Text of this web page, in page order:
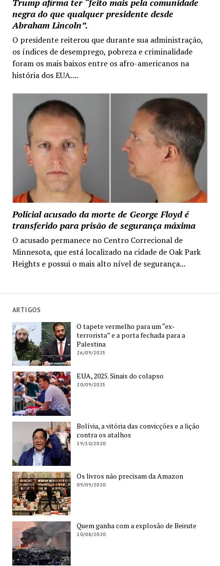
Trump afirma ter “feito mais pela comunidade
negra do que qualquer presidente desde
Abraham Lincoln”.
O presidente reiterou que durante sua administração,
os índices de desemprego, pobreza e criminalidade
foram os mais baixos entre os afro-americanos na
história dos EUA....
Policial acusado da morte de George Floyd é
transferido para prisão de segurança máxima
O acusado permanece no Centro Correcional de
Minnesota, que está localizado na cidade de Oak Park
Heights e possui o mais alto nível de segurança...
ARTIGOS
O tapete vermelho para um “ex-
terrorista” e a porta fechada para a
Palestina
26/09/2025
EUA, 2025. Sinais do colapso
20/09/2025
Bolívia, a vitória das convicções e a lição
contra os atalhos
19/10/2020
Os livros não precisam da Amazon
09/09/2020
Quem ganha com a explosão de Beirute
10/08/2020